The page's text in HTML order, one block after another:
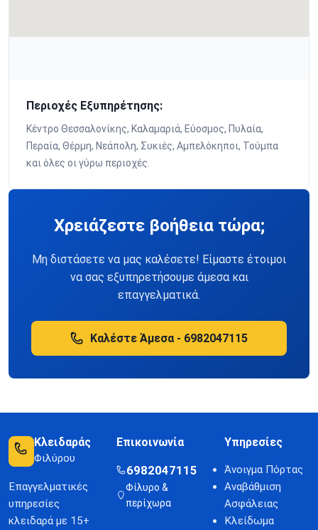
Περιοχές Εξυπηρέτησης:
Κέντρο Θεσσαλονίκης, Καλαμαριά, Εύοσμος, Πυλαία,
Περαία, Θέρμη, Νεάπολη, Συκιές, Αμπελόκηποι, Τούμπα
και όλες οι γύρω περιοχές.
Χρειάζεστε βοήθεια τώρα;
Μη διστάσετε να μας καλέσετε! Είμαστε έτοιμοι
να σας εξυπηρετήσουμε άμεσα και
επαγγελματικά.
Καλέστε Άμεσα - 6982047115
Κλειδαράς
Φιλύρου
Επαγγελματικές
υπηρεσίες
κλειδαρά με 15+
Επικοινωνία
6982047115
Φίλυρο &
περίχωρα
Υπηρεσίες
Άνοιγμα Πόρτας
Αναβάθμιση
Ασφάλειας
Κλείδωμα